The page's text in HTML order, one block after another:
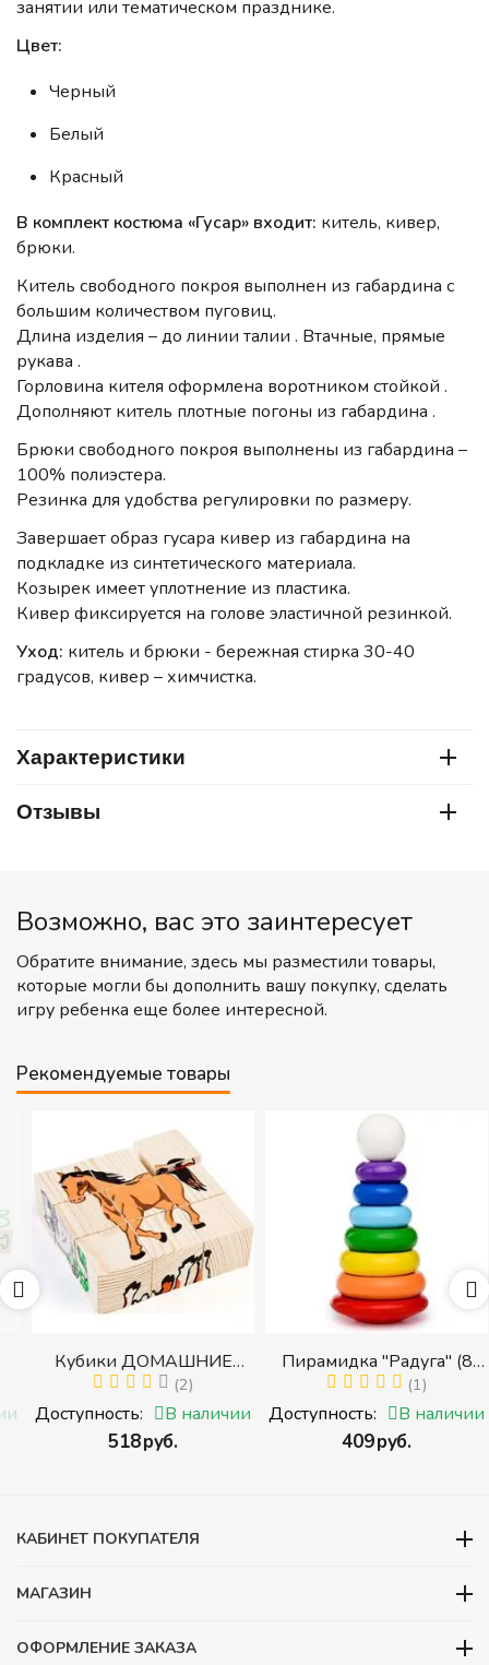
занятии или тематическом празднике.
Цвет:
Черный
Белый
Красный
В комплект костюма «Гусар» входит: китель, кивер,
брюки.
Китель свободного покроя выполнен из габардина с
большим количеством пуговиц.
Длина изделия – до линии талии . Втачные, прямые
рукава .
Горловина кителя оформлена воротником стойкой .
Дополняют китель плотные погоны из габардина .
Брюки свободного покроя выполнены из габардина –
100% полиэстера.
Резинка для удобства регулировки по размеру.
Завершает образ гусара кивер из габардина на
подкладке из синтетического материала.
Козырек имеет уплотнение из пластика.
Кивер фиксируется на голове эластичной резинкой.
Уход: китель и брюки - бережная стирка 30-40
градусов, кивер – химчистка.
Характеристики
Отзывы
Возможно, вас это заинтересует
Обратите внимание, здесь мы разместили товары,
которые могли бы дополнить вашу покупку, сделать
игру ребенка еще более интересной.
Рекомендуемые товары
Кубики ДОМАШНИЕ
ЖИВОТНЫЕ (Томик)
(Набор кубиков
разрезных (складных))
(2)
Доступность: В наличии
‍518‍руб.
Пирамидка "Радуга" (8
деталей) (Пирамидка
среднего размера)
(1)
Доступность: В наличии
‍409‍руб.
КАБИНЕТ ПОКУПАТЕЛЯ
МАГАЗИН
ОФОРМЛЕНИЕ ЗАКАЗА